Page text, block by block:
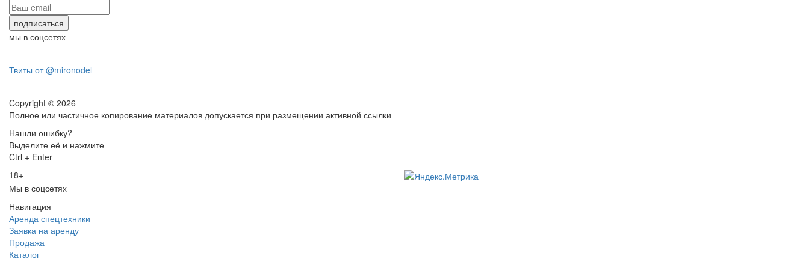
мы в соцсетях
Твиты от @mironodel
Copyright © 2026
Полное или частичное копирование материалов допускается при размещении активной ссылки
Нашли ошибку?
Выделите её и нажмите
Ctrl + Enter
18+
Мы в соцсетях
Навигация
Аренда спецтехники
Заявка на аренду
Продажа
Каталог